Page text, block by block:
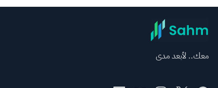
معك.. لأبعد مدى